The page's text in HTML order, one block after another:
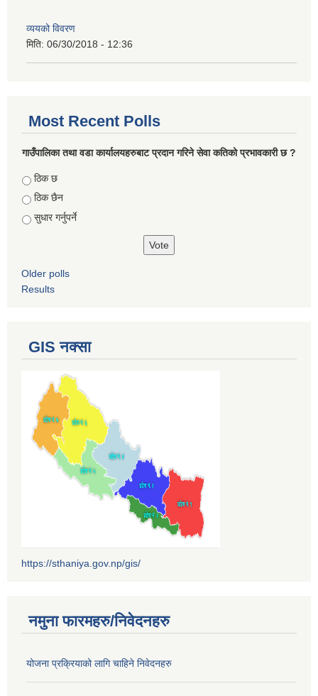
व्ययको विवरण
मिति: 06/30/2018 - 12:36
Most Recent Polls
गाउँपालिका तथा वडा कार्यालयहरुबाट प्रदान गरिने सेवा कतिको प्रभावकारी छ ?
Choices
ठिक छ
ठिक छैन
सुधार गर्नुपर्ने
Older polls
Results
GIS नक्सा
https://sthaniya.gov.np/gis/
नमुना फारमहरु/निवेदनहरु
योजना प्रक्रियाको लागि चाहिने निवेदनहरु